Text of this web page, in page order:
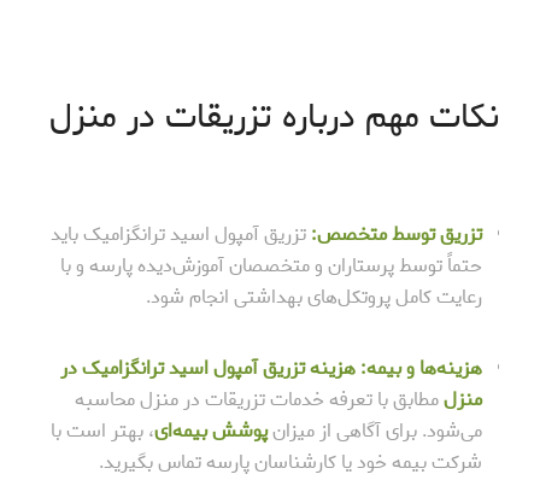
نکات مهم درباره تزریقات در منزل
تزریق توسط متخصص:تزریق آمپول اسید ترانگزامیک باید
حتماً توسط پرستاران و متخصصان آموزش‌دیده پارسه و با
رعایت کامل پروتکل‌های بهداشتی انجام شود.
هزینه‌ها و بیمه:هزینه تزریق آمپول اسید ترانگزامیک در
منزلمطابق با تعرفه خدمات تزریقات در منزل محاسبه
می‌شود. برای آگاهی از میزانپوشش بیمه‌ای، بهتر است با
شرکت بیمه خود یا کارشناسان پارسه تماس بگیرید.